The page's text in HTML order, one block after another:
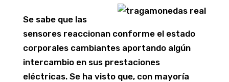
Se sabe que las
sensores reaccionan conforme el estado
corporales cambiantes aportando algún
intercambio en sus prestaciones
eléctricas. Se ha visto que, con mayoría